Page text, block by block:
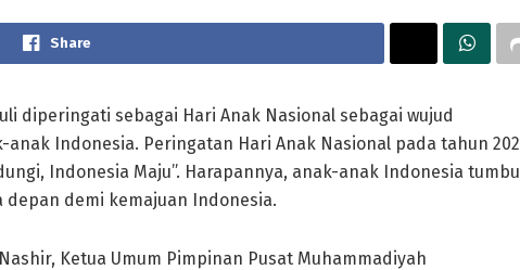
Share
diperingati sebagai Hari Anak Nasional sebagai wujud
Indonesia. Peringatan Hari Anak Nasional pada tahun
Indonesia Maju”. Harapannya, anak-anak Indonesia
demi kemajuan Indonesia.
Ketua Umum Pimpinan Pusat Muhammadiyah